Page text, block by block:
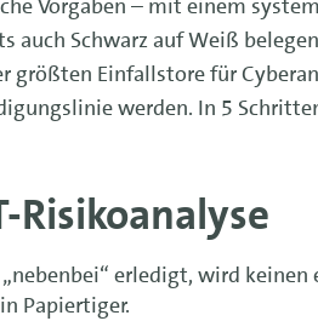
auch Schwarz auf Weiß
größten Einfallstore für
werden. In 5
Risikoanalyse
erledigt, wird keinen
Papiertiger.